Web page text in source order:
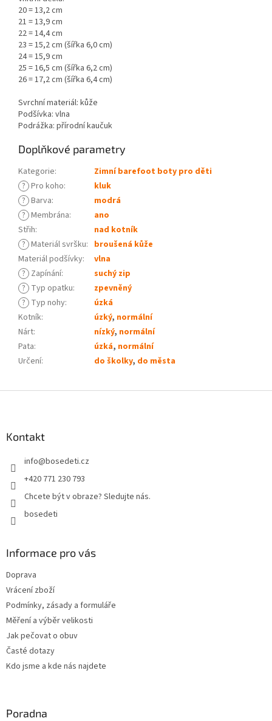
20 = 13,2 cm
21 = 13,9 cm
22 = 14,4 cm
23 = 15,2 cm (šířka 6,0 cm)
24 = 15,9 cm
25 = 16,5 cm (šířka 6,2 cm)
26 = 17,2 cm (šířka 6,4 cm)
Svrchní materiál: kůže
Podšívka: vlna
Podrážka: přírodní kaučuk
Doplňkové parametry
Kategorie:
Zimní barefoot boty pro děti
? Pro koho:
kluk
? Barva:
modrá
? Membrána:
ano
Střih:
nad kotník
? Materiál svršku: broušená kůže
Materiál podšívky:
vlna
? Zapínání:
suchý zip
? Typ opatku:
zpevněný
? Typ nohy:
úzká
Kotník: úzký, normální
Nárt: nízký, normální
Pata: úzká, normální
Určení: do školky, do města
Kontakt
info@bosedeti.cz
+420 771 230 793
Chcete být v obraze? Sledujte nás.
bosedeti
Informace pro vás
Doprava
Vrácení zboží
Podmínky, zásady a formuláře
Měření a výběr velikosti
Jak pečovat o obuv
Časté dotazy
Kdo jsme a kde nás najdete
Poradna